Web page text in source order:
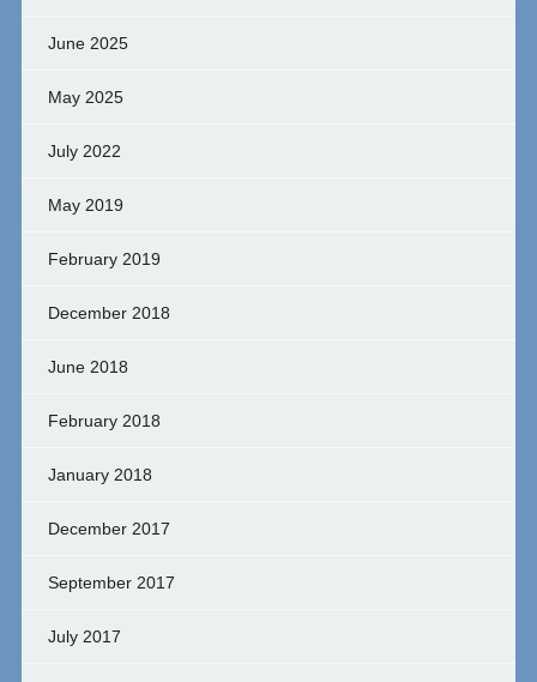
June 2025
May 2025
July 2022
May 2019
February 2019
December 2018
June 2018
February 2018
January 2018
December 2017
September 2017
July 2017